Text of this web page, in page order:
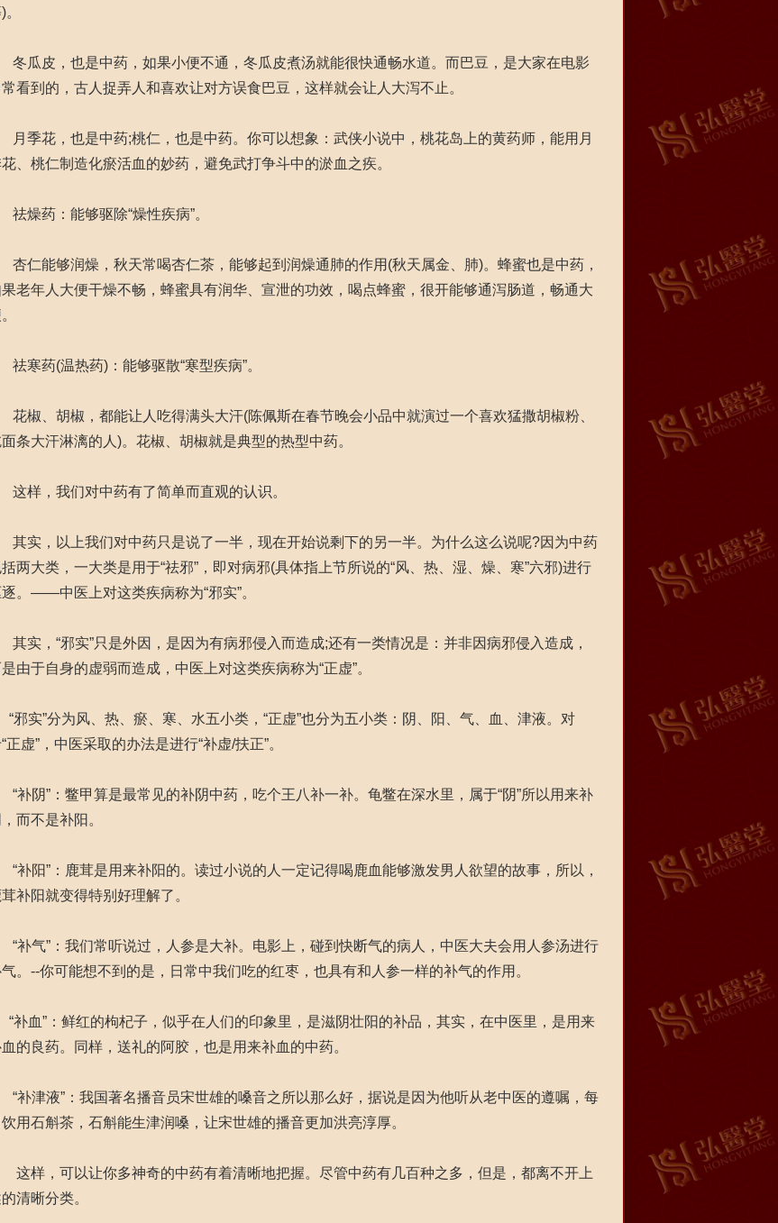
)。
瓜皮，也是中药，如果小便不通，冬瓜皮煮汤就能很快通畅水道。而巴豆，是大家在电影
常看到的，古人捉弄人和喜欢让对方误食巴豆，这样就会让人大泻不止。
季花，也是中药;桃仁，也是中药。你可以想象：武侠小说中，桃花岛上的黄药师，能用月
花、桃仁制造化瘀活血的妙药，避免武打争斗中的淤血之疾。
燥药：能够驱除“燥性疾病”。
仁能够润燥，秋天常喝杏仁茶，能够起到润燥通肺的作用(秋天属金、肺)。蜂蜜也是中药，
老年人大便干燥不畅，蜂蜜具有润华、宣泄的功效，喝点蜂蜜，很开能够通泻肠道，畅通大
。
寒药(温热药)：能够驱散“寒型疾病”。
椒、胡椒，都能让人吃得满头大汗(陈佩斯在春节晚会小品中就演过一个喜欢猛撒胡椒粉、
面条大汗淋漓的人)。花椒、胡椒就是典型的热型中药。
样，我们对中药有了简单而直观的认识。
实，以上我们对中药只是说了一半，现在开始说剩下的另一半。为什么这么说呢?因为中药
两大类，一大类是用于“祛邪”，即对病邪(具体指上节所说的“风、热、湿、燥、寒”六邪)进行
逐。——中医上对这类疾病称为“邪实”。
实，“邪实”只是外因，是因为有病邪侵入而造成;还有一类情况是：并非因病邪侵入造成，
由于自身的虚弱而造成，中医上对这类疾病称为“正虚”。
邪实”分为风、热、瘀、寒、水五小类，“正虚”也分为五小类：阴、阳、气、血、津液。对
正虚”，中医采取的办法是进行“补虚/扶正”。
补阴”：鳖甲算是最常见的补阴中药，吃个王八补一补。龟鳖在深水里，属于“阴”所以用来补
，而不是补阳。
补阳”：鹿茸是用来补阳的。读过小说的人一定记得喝鹿血能够激发男人欲望的故事，所以，
茸补阳就变得特别好理解了。
补气”：我们常听说过，人参是大补。电影上，碰到快断气的病人，中医大夫会用人参汤进行
。--你可能想不到的是，日常中我们吃的红枣，也具有和人参一样的补气的作用。
补血”：鲜红的枸杞子，似乎在人们的印象里，是滋阴壮阳的补品，其实，在中医里，是用来
的良药。同样，送礼的阿胶，也是用来补血的中药。
补津液”：我国著名播音员宋世雄的嗓音之所以那么好，据说是因为他听从老中医的遵嘱，每
饮用石斛茶，石斛能生津润嗓，让宋世雄的播音更加洪亮淳厚。
样，可以让你多神奇的中药有着清晰地把握。尽管中药有几百种之多，但是，都离不开上
清晰分类。